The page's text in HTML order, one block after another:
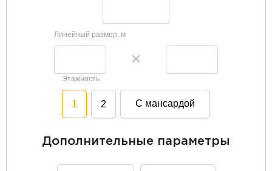
Линейный размер, м
Этажность
1 2 С мансардой
Дополнительные параметры